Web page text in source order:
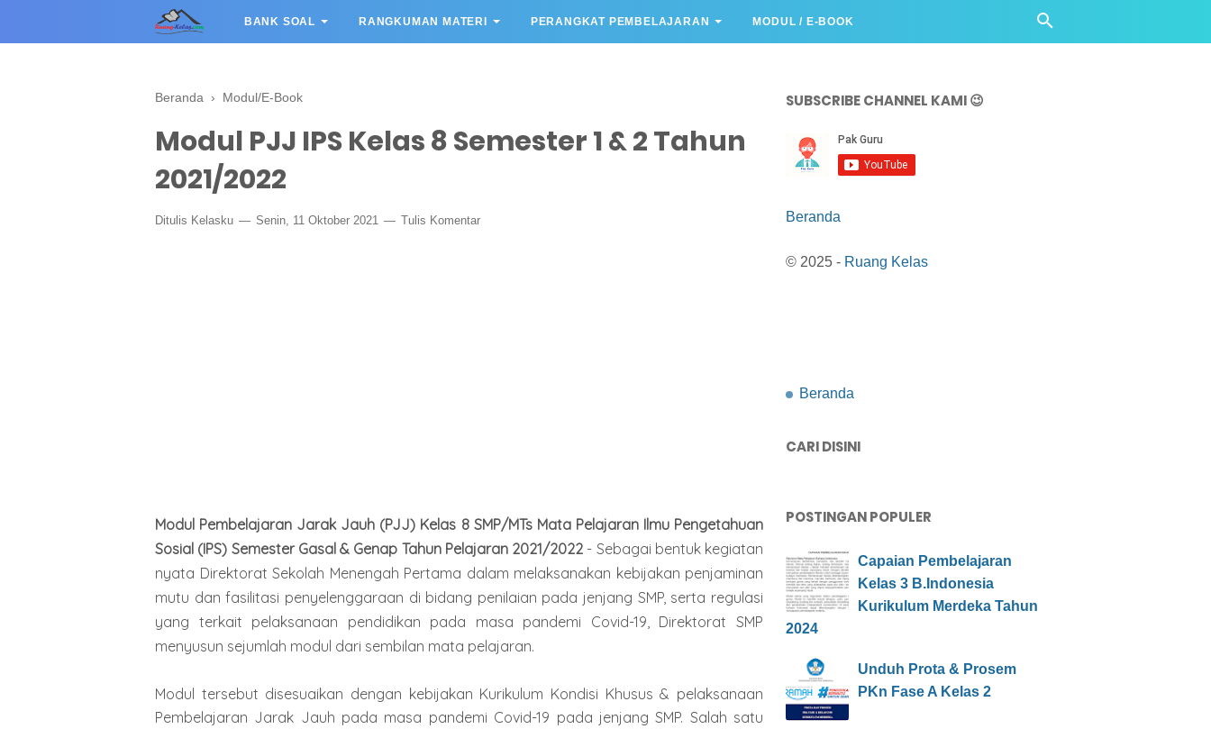
BANK SOAL RANGKUMAN MATERI PERANGKAT PEMBELAJARAN MODUL / E-BOOK
Beranda › Modul/E-Book
Modul PJJ IPS Kelas 8 Semester 1 & 2 Tahun
2021/2022
Ditulis Kelasku Senin, 11 Oktober 2021 Tulis Komentar
Modul Pembelajaran Jarak Jauh (PJJ) Kelas 8 SMP/MTs Mata Pelajaran Ilmu Pengetahuan
Sosial (IPS) Semester Gasal & Genap Tahun Pelajaran 2021/2022 - Sebagai bentuk kegiatan
nyata Direktorat Sekolah Menengah Pertama dalam melaksanakan kebijakan penjaminan
mutu dan fasilitasi penyelenggaraan di bidang penilaian pada jenjang SMP, serta regulasi
yang terkait pelaksanaan pendidikan pada masa pandemi Covid-19, Direktorat SMP
menyusun sejumlah modul dari sembilan mata pelajaran.
Modul tersebut disesuaikan dengan kebijakan Kurikulum Kondisi Khusus & pelaksanaan
Pembelajaran Jarak Jauh pada masa pandemi Covid-19 pada jenjang SMP. Salah satu
SUBSCRIBE CHANNEL KAMI 😉
Beranda
© 2025 - Ruang Kelas
Beranda
CARI DISINI
POSTINGAN POPULER
Capaian Pembelajaran
Kelas 3 B.Indonesia
Kurikulum Merdeka Tahun
2024
Unduh Prota & Prosem
PKn Fase A Kelas 2